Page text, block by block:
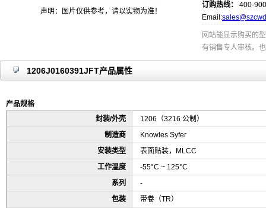
声明：图片仅供参考，请以实物为准！
订购热线：
400-
Email:
网站能显示购买的
有销售专人审核。
1206J0160391JFT产品属性
产品规格
封装/外壳
1206（3216 公制）
制造商
Knowles Syfer
安装类型
表面贴装，MLCC
工作温度
-55°C ~ 125°C
系列
-
包装
带卷（TR）